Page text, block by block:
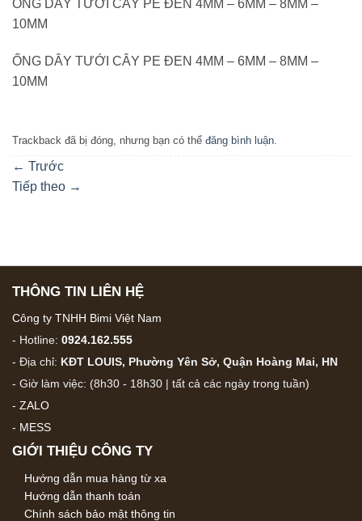
ỐNG DÂY TƯỚI CÂY PE ĐEN 4MM – 6MM – 8MM –
10MM
ỐNG DÂY TƯỚI CÂY PE ĐEN 4MM – 6MM – 8MM –
10MM
Trackback đã bị đóng, nhưng bạn có thể đăng bình luận.
← Trước
Tiếp theo →
THÔNG TIN LIÊN HỆ
Công ty TNHH Bimi Việt Nam
- Hotline: 0924.162.555
- Địa chỉ: KĐT LOUIS, Phường Yên Sở, Quận Hoàng Mai, HN
- Giờ làm việc: (8h30 - 18h30 | tất cả các ngày trong tuần)
- ZALO
- MESS
GIỚI THIỆU CÔNG TY
Hướng dẫn mua hàng từ xa
Hướng dẫn thanh toán
Chính sách bảo mật thông tin